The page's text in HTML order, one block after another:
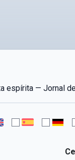
espírita — Jornal